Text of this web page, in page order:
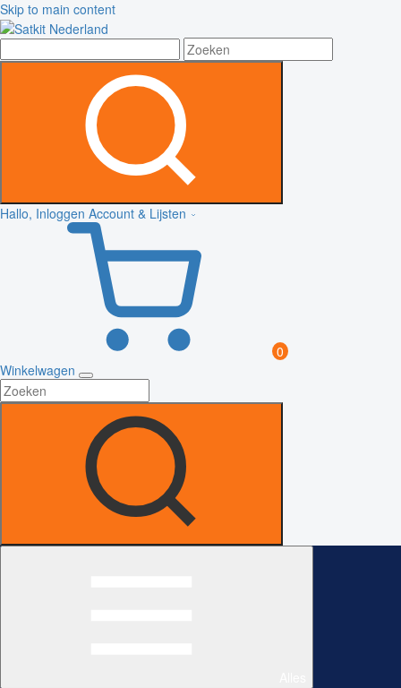
Skip to main content
Hallo, Inloggen Account & Lijsten
0
Winkelwagen